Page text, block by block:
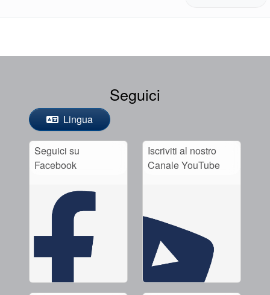
Seguici
Lingua
Seguici su
Facebook
Iscriviti al nostro
Canale YouTube